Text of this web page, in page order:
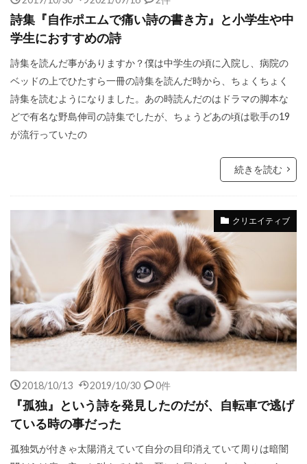
詩集『自作ポエムで痛い詩の書き方』と小学生や中
学生におすすめの詩
詩集を読んだ事がありますか？僕は中学生の頃に入院し、病院の
ベッドの上でひたすら一冊の詩集を読んだ時から、ちょくちょく
詩集を読むようになりました。あの時読んだのはドラマの脚本な
どで有名な野島伸司の詩集でしたが、ちょうどあの頃は歌手の19
が流行っていたの
続きを読む
クリエイティブ
2018/10/13 2019/10/30 0件
『孤独』という詩を発見したのだが、自転車で逃げ
ている時の事だった
孤独気が付きゃ太陽消えていて自分の目印消えていて周りは暗闇